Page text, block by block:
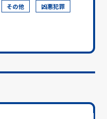
その他 凶悪犯罪